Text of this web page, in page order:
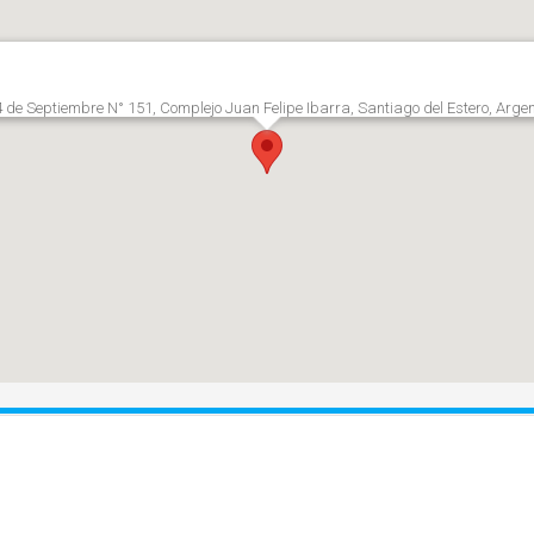
de Septiembre N° 151, Complejo Juan Felipe Ibarra, Santiago del Estero,